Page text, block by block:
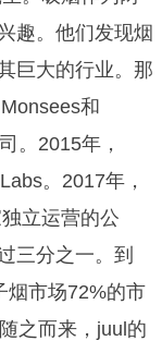
趣。他们发现烟
巨大的行业。那
和
。2015年，
。2017年，
立运营的公
三分之一。到
烟市场72%的市
之而来，juul的